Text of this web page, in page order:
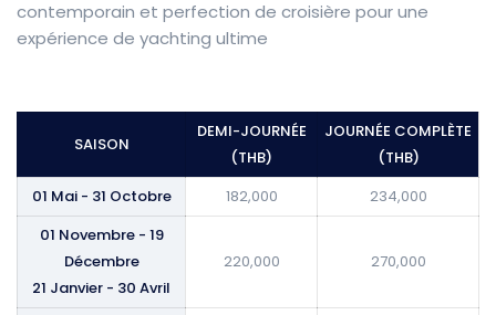
contemporain et perfection de croisière pour une
expérience de yachting ultime
SAISON
DEMI-JOURNÉE
(THB)
JOURNÉE COMPLÈTE
(THB)
01 Mai - 31 Octobre
182,000
234,000
01 Novembre - 19
Décembre
21 Janvier - 30 Avril
220,000 270,000